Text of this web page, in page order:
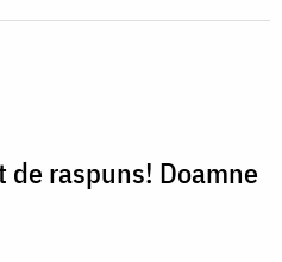
raspuns! Doamne